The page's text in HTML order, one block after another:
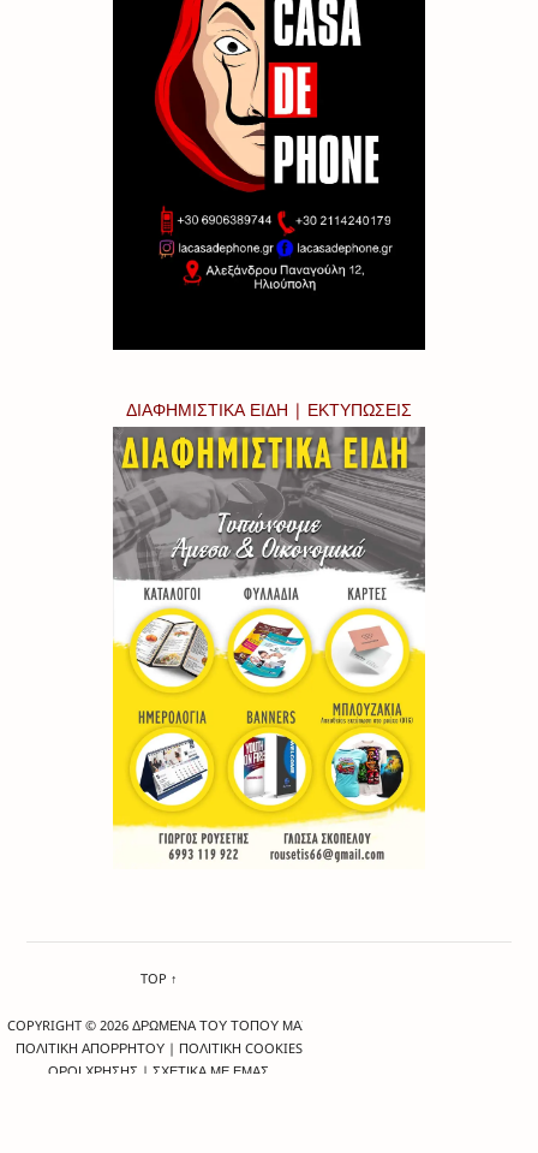
ΔΙΑΦΗΜΙΣΤΙΚΑ ΕΙΔΗ | ΕΚΤΥΠΩΣΕΙΣ
TOP ↑
COPYRIGHT © 2026 ΔΡΩΜΕΝΑ ΤΟΥ ΤΟΠΟΥ ΜΑΣ
ΠΟΛΙΤΙΚΗ ΑΠΟΡΡΗΤΟΥ| ΠΟΛΙΤΙΚΗ COOKIES
ΟΡΟΙ ΧΡΗΣΗΣ |ΣΧΕΤΙΚΑ ΜΕ ΕΜΑΣ